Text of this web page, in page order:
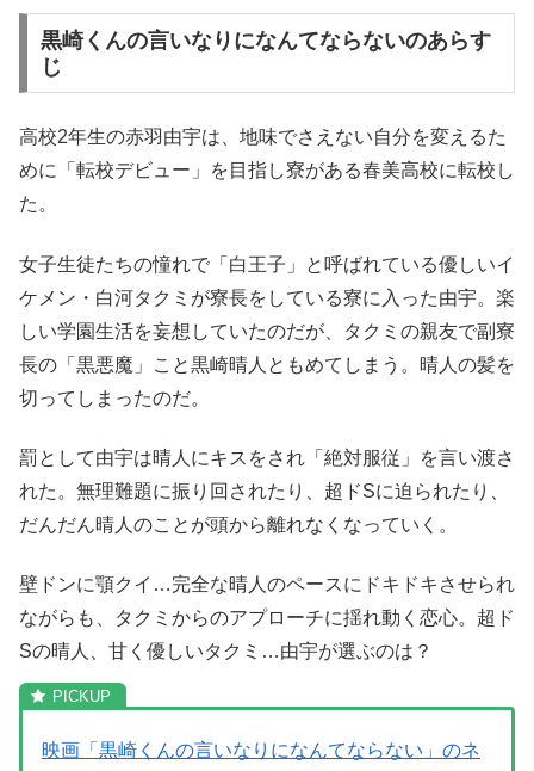
黒崎くんの言いなりになんてならないのあらす
じ
高校2年生の赤羽由宇は、地味でさえない自分を変えるた
めに「転校デビュー」を目指し寮がある春美高校に転校し
た。
女子生徒たちの憧れで「白王子」と呼ばれている優しいイ
ケメン・白河タクミが寮長をしている寮に入った由宇。楽
しい学園生活を妄想していたのだが、タクミの親友で副寮
長の「黒悪魔」こと黒崎晴人ともめてしまう。晴人の髪を
切ってしまったのだ。
罰として由宇は晴人にキスをされ「絶対服従」を言い渡さ
れた。無理難題に振り回されたり、超ドSに迫られたり、
だんだん晴人のことが頭から離れなくなっていく。
壁ドンに顎クイ…完全な晴人のペースにドキドキさせられ
ながらも、タクミからのアプローチに揺れ動く恋心。超ド
Sの晴人、甘く優しいタクミ…由宇が選ぶのは？
映画「黒崎くんの言いなりになんてならない」のネ